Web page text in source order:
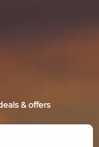
& offers